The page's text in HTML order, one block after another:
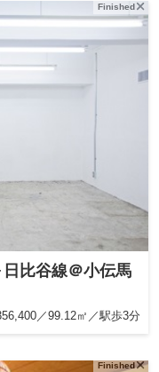
Finished
比谷線＠小伝馬
／99.12㎡／駅歩3分
Finished